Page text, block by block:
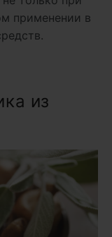
применении в
из